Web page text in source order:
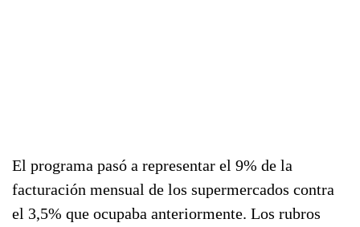
El programa pasó a representar el 9% de la
facturación mensual de los supermercados contra
el 3,5% que ocupaba anteriormente. Los rubros